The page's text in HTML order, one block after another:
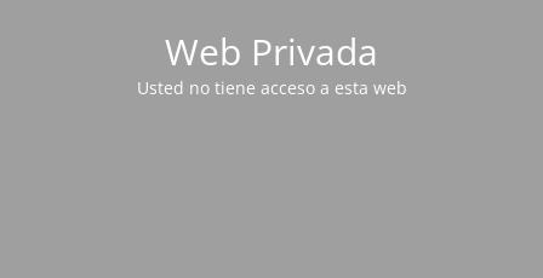
Web Privada
Usted no tiene acceso a esta web